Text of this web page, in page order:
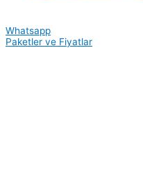
Whatsapp
Paketler ve Fiyatlar